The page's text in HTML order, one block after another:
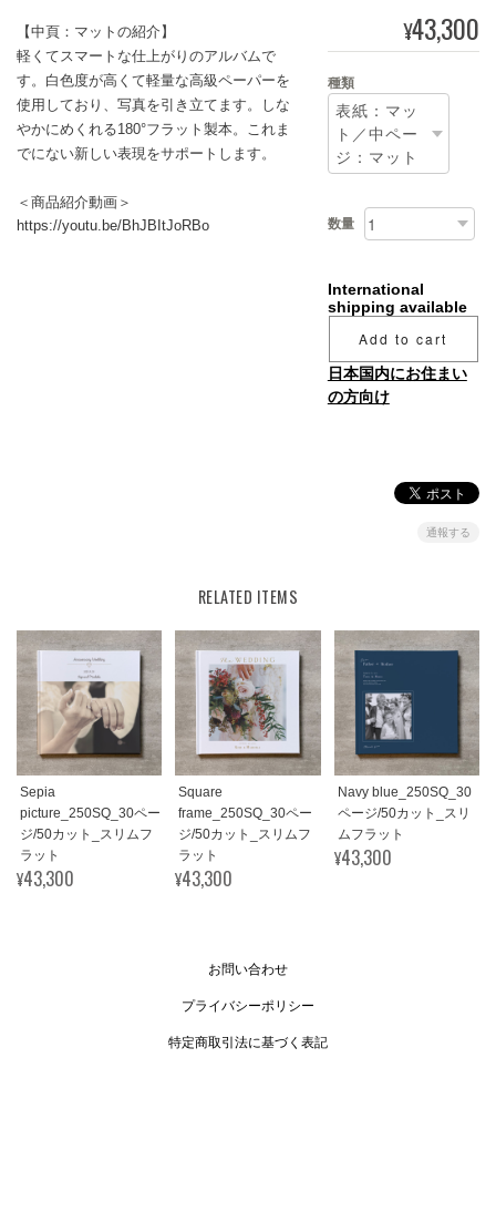
【中頁：マットの紹介】
軽くてスマートな仕上がりのアルバムで
す。白色度が高くて軽量な高級ペーパーを
使用しており、写真を引き立てます。しな
やかにめくれる180°フラット製本。これま
でにない新しい表現をサポートします。
＜商品紹介動画＞
https://youtu.be/BhJBItJoRBo
¥43,300
種類
数量
International
shipping available
Add to cart
日本国内にお住まい
の方向け
通報する
RELATED ITEMS
Sepia
picture_250SQ_30ペー
ジ/50カット_スリムフ
ラット
¥43,300
Square
frame_250SQ_30ペー
ジ/50カット_スリムフ
ラット
¥43,300
Navy blue_250SQ_30
ページ/50カット_スリ
ムフラット
¥43,300
お問い合わせ
プライバシーポリシー
特定商取引法に基づく表記